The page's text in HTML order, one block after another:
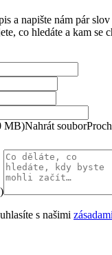
a napište nám pár
co hledáte a kam se
MB)Nahrát soubor
s našimi